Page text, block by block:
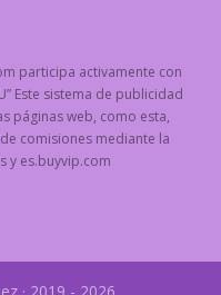
participa activamente con
Este sistema de publicidad
páginas web, como esta,
comisiones mediante la
y es.buyvip.com